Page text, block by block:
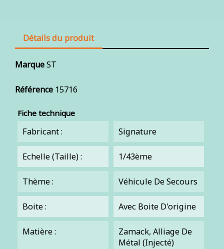
Détails du produit
MarqueST
Référence 15716
Fiche technique
Fabricant : Signature
Echelle (Taille) : 1/43ème
Thème : Véhicule De Secours
Boite : Avec Boite D'origine
Matière :
Zamack, Alliage De
Métal (injecté)